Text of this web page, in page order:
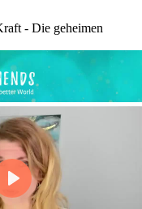
- Die geheimen